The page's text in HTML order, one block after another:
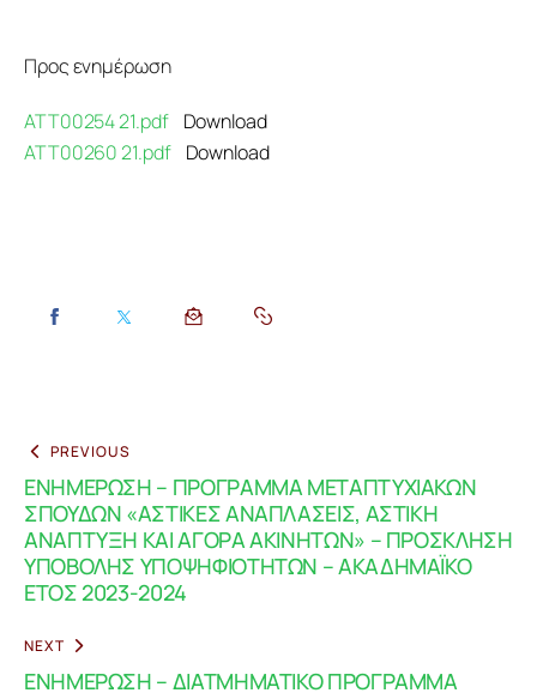
Προς ενημέρωση
ATT00254 21.pdf
Download
ATT00260 21.pdf
Download
PREVIOUS
ΕΝΗΜΕΡΩΣΗ – ΠΡΟΓΡΑΜΜΑ ΜΕΤΑΠΤΥΧΙΑΚΩΝ
ΣΠΟΥΔΩΝ «ΑΣΤΙΚΕΣ ΑΝΑΠΛΑΣΕΙΣ, ΑΣΤΙΚΗ
ΑΝΑΠΤΥΞΗ ΚΑΙ ΑΓΟΡΑ ΑΚΙΝΗΤΩΝ» – ΠΡΟΣΚΛΗΣΗ
ΥΠΟΒΟΛΗΣ ΥΠΟΨΗΦΙΟΤΗΤΩΝ – ΑΚΑΔΗΜΑΪΚΟ
ΕΤΟΣ 2023-2024
NEXT
ΕΝΗΜΕΡΩΣΗ – ΔΙΑΤΜΗΜΑΤΙΚΟ ΠΡΟΓΡΑΜΜΑ